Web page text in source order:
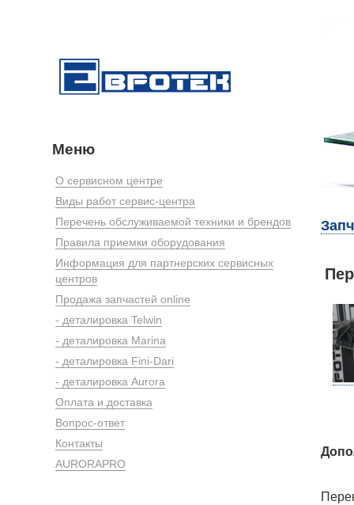
Меню
О сервисном центре
Виды работ сервис-центра
Перечень обслуживаемой техники и брендов
Правила приемки оборудования
Информация для партнерских сервисных
центров
Продажа запчастей online
- деталировка Telwin
- деталировка Marina
- деталировка Fini-Dari
- деталировка Aurora
Оплата и доставка
Вопрос-ответ
Контакты
AURORAPRO